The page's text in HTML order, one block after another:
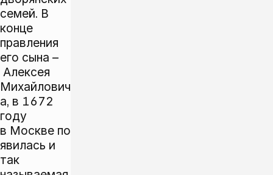
семей. В
конце
правления
его сына –
Алексея
Михайлович
а, в 1672
году
в Москве по
явилась и
так